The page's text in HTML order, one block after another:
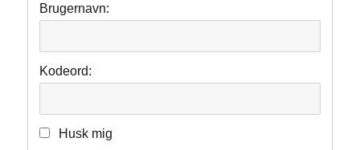
Brugernavn:
Kodeord:
Husk mig